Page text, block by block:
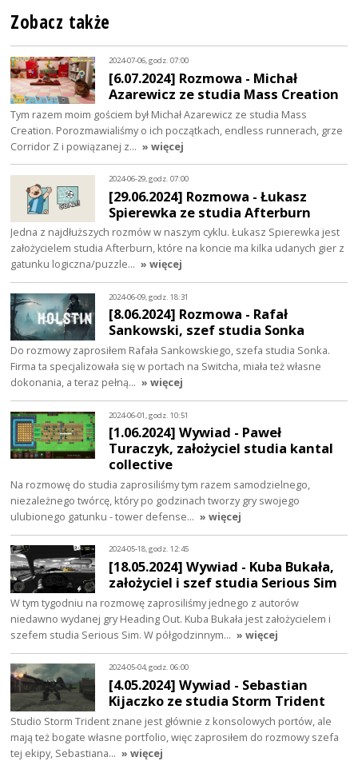
Zobacz także
2024-07-06, godz. 07:00
[6.07.2024] Rozmowa - Michał
Azarewicz ze studia Mass Creation
Tym razem moim gościem był Michał Azarewicz ze studia Mass
Creation. Porozmawialiśmy o ich początkach, endless runnerach, grze
Corridor Z i powiązanej z… » więcej
2024-06-29, godz. 07:00
[29.06.2024] Rozmowa - Łukasz
Spierewka ze studia Afterburn
Jedna z najdłuższych rozmów w naszym cyklu. Łukasz Spierewka jest
założycielem studia Afterburn, które na koncie ma kilka udanych gier z
gatunku logiczna/puzzle… » więcej
2024-06-09, godz. 18:31
[8.06.2024] Rozmowa - Rafał
Sankowski, szef studia Sonka
Do rozmowy zaprosiłem Rafała Sankowskiego, szefa studia Sonka.
Firma ta specjalizowała się w portach na Switcha, miała też własne
dokonania, a teraz pełną… » więcej
2024-06-01, godz. 10:51
[1.06.2024] Wywiad - Paweł
Turaczyk, założyciel studia kantal
collective
Na rozmowę do studia zaprosiliśmy tym razem samodzielnego,
niezależnego twórcę, który po godzinach tworzy gry swojego
ulubionego gatunku - tower defense… » więcej
2024-05-18, godz. 12:45
[18.05.2024] Wywiad - Kuba Bukała,
założyciel i szef studia Serious Sim
W tym tygodniu na rozmowę zaprosiliśmy jednego z autorów
niedawno wydanej gry Heading Out. Kuba Bukała jest założycielem i
szefem studia Serious Sim. W półgodzinnym… » więcej
2024-05-04, godz. 06:00
[4.05.2024] Wywiad - Sebastian
Kijaczko ze studia Storm Trident
Studio Storm Trident znane jest głównie z konsolowych portów, ale
mają też bogate własne portfolio, więc zaprosiłem do rozmowy szefa
tej ekipy, Sebastiana… » więcej